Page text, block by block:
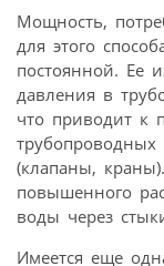
Мощность,
для этого
постоянной. Ее
давления в
что приводит к
трубопроводных
(клапаны,
повышенного
воды через
Имеется еще